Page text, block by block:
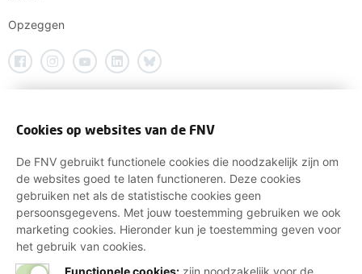
Opzeggen
Cookies op websites van de FNV
De FNV gebruikt functionele cookies die noodzakelijk zijn om
de websites goed te laten functioneren. Deze cookies
gebruiken net als de statistische cookies geen
persoonsgegevens. Met jouw toestemming gebruiken we ook
marketing cookies. Hieronder kun je toestemming geven voor
het gebruik van cookies.
Functionele cookies: zijn noodzakelijk voor de